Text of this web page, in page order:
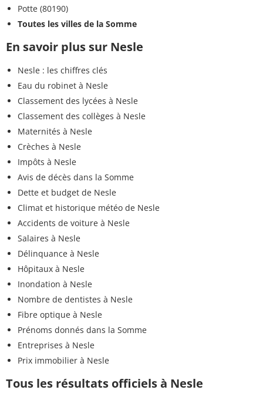
Potte (80190)
Toutes les villes de la Somme
En savoir plus sur Nesle
Nesle : les chiffres clés
Eau du robinet à Nesle
Classement des lycées à Nesle
Classement des collèges à Nesle
Maternités à Nesle
Crèches à Nesle
Impôts à Nesle
Avis de décès dans la Somme
Dette et budget de Nesle
Climat et historique météo de Nesle
Accidents de voiture à Nesle
Salaires à Nesle
Délinquance à Nesle
Hôpitaux à Nesle
Inondation à Nesle
Nombre de dentistes à Nesle
Fibre optique à Nesle
Prénoms donnés dans la Somme
Entreprises à Nesle
Prix immobilier à Nesle
Tous les résultats officiels à Nesle